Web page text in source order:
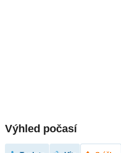
Výhled počasí